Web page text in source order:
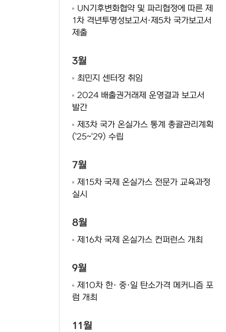
UN기후변화협약 및 파리협정에 따른 제
1차 격년투명성보고서·제5차 국가보고서
제출
3월
최민지 센터장 취임
2024 배출권거래제 운영결과 보고서
발간
제3차 국가 온실가스 통계 총괄관리계획
('25~'29) 수립
7월
제15차 국제 온실가스 전문가 교육과정
실시
8월
제16차 국제 온실가스 컨퍼런스 개최
9월
제10차 한· 중·일 탄소가격 메커니즘 포
럼 개최
11월